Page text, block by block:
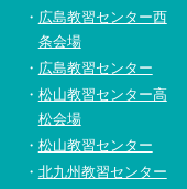
広島教習センター西
条会場
広島教習センター
松山教習センター高
松会場
松山教習センター
北九州教習センター